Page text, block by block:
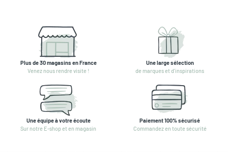
Plus de 30 magasins en France
Venez nous rendre visite !
Une large sélection
de marques et d'inspirations
Une équipe à votre écoute
Sur notre E-shop et en magasin
Paiement 100% sécurisé
Commandez en toute sécurité